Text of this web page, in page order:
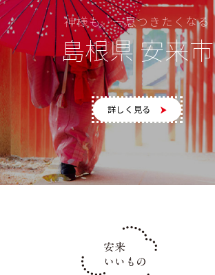
神様も、一息つきたくなる
島根県 安来市
詳しく見る